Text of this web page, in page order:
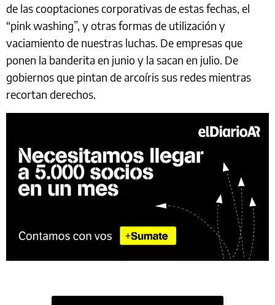
de las cooptaciones corporativas de estas fechas, el
“pink washing”, y otras formas de utilización y
vaciamiento de nuestras luchas. De empresas que
ponen la banderita en junio y la sacan en julio. De
gobiernos que pintan de arcoíris sus redes mientras
recortan derechos.